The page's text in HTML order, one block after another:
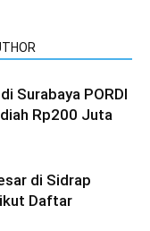
Surabaya PORDI
Rp200 Juta
di Sidrap
Daftar